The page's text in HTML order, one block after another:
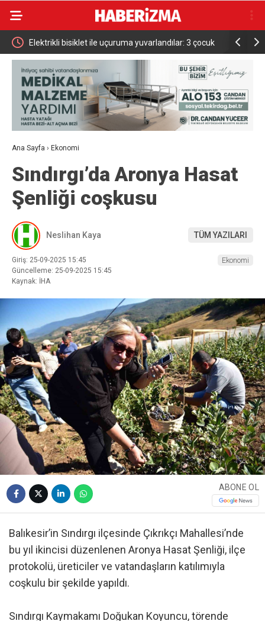
Elektrikli bisiklet ile uçuruma yuvarlandılar: 3 çocuk
yaralandı
Ana Sayfa › Ekonomi
Sındırgı’da Aronya Hasat
Şenliği coşkusu
Neslihan Kaya TÜM YAZILARI
Giriş: 25-09-2025 15:45
Güncelleme: 25-09-2025 15:45
Kaynak: İHA
Ekonomi
ABONE OL
Balıkesir’in Sındırgı ilçesinde Çıkrıkçı Mahallesi’nde
bu yıl ikincisi düzenlenen Aronya Hasat Şenliği, ilçe
protokolü, üreticiler ve vatandaşların katılımıyla
coşkulu bir şekilde yapıldı.
Sındırgı Kaymakamı Doğukan Koyuncu, törende